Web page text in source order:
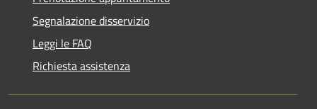
Segnalazione disservizio
Leggi le FAQ
Richiesta assistenza